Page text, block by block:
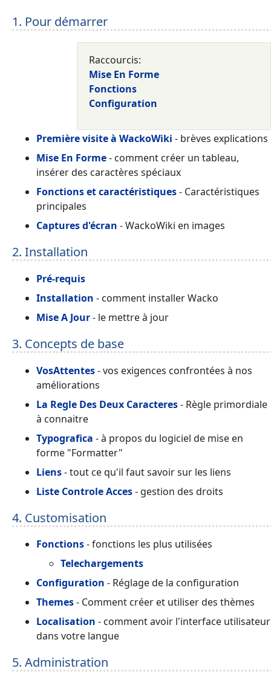
1. Pour démarrer
Raccourcis:
Mise En Forme
Fonctions
Configuration
Première visite à WackoWiki - brèves explications
Mise En Forme- comment créer un tableau,
insérer des caractères spéciaux
Fonctions et caractéristiques- Caractéristiques
principales
Captures d'écran - WackoWiki en images
2. Installation
Pré-requis
Installation - comment installer Wacko
Mise A Jour- le mettre à jour
3. Concepts de base
VosAttentes- vos exigences confrontées à nos
améliorations
La Regle Des Deux Caracteres- Règle primordiale
à connaitre
Typografica - à propos du logiciel de mise en
forme "Formatter"
Liens- tout ce qu'il faut savoir sur les liens
Liste Controle Acces- gestion des droits
4. Customisation
Fonctions- fonctions les plus utilisées
Telechargements
Configuration - Réglage de la configuration
Themes- Comment créer et utiliser des thèmes
Localisation - comment avoir l'interface utilisateur
dans votre langue
5. Administration